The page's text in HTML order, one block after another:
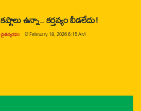
కష్టాలు ఉన్నా.. కర్తవ్యం వీడలేదు!
చైతన్యరధం @February 18, 2026 6:15 AM